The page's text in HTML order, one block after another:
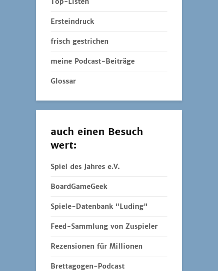
Ersteindruck
frisch gestrichen
meine Podcast-Beiträge
Glossar
auch einen Besuch
wert:
Spiel des Jahres e.V.
BoardGameGeek
Spiele-Datenbank "Luding"
Feed-Sammlung von Zuspieler
Rezensionen für Millionen
Brettagogen-Podcast